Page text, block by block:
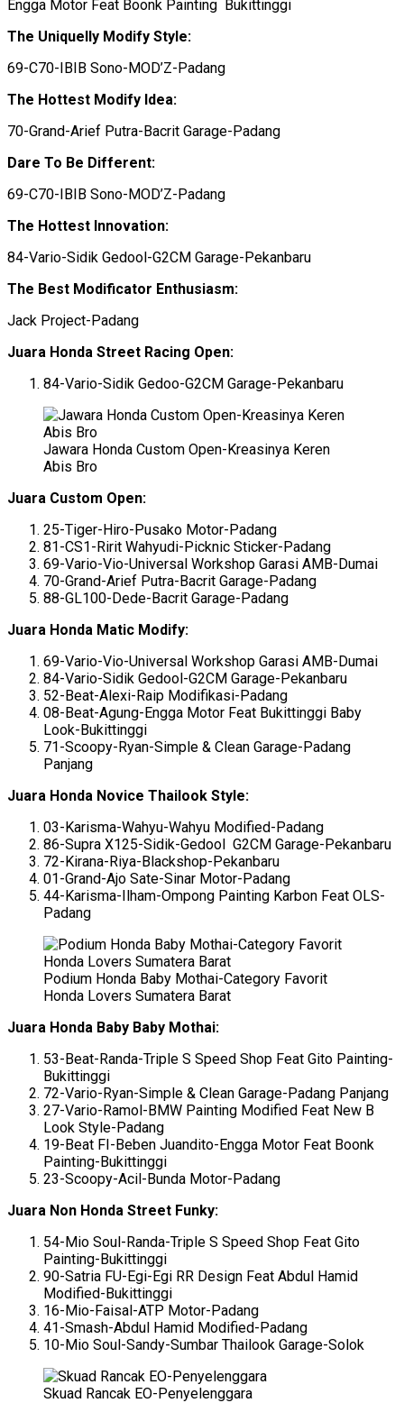
Engga Motor Feat Boonk Painting Bukittinggi
The Uniquelly Modify Style:
69-C70-IBIB Sono-MOD’Z-Padang
The Hottest Modify Idea:
70-Grand-Arief Putra-Bacrit Garage-Padang
Dare To Be Different:
69-C70-IBIB Sono-MOD’Z-Padang
The Hottest Innovation:
84-Vario-Sidik Gedool-G2CM Garage-Pekanbaru
The Best Modificator Enthusiasm:
Jack Project-Padang
Juara Honda Street Racing Open:
84-Vario-Sidik Gedoo-G2CM Garage-Pekanbaru
Jawara Honda Custom Open-Kreasinya Keren
Abis Bro
Juara Custom Open:
25-Tiger-Hiro-Pusako Motor-Padang
81-CS1-Ririt Wahyudi-Picknic Sticker-Padang
69-Vario-Vio-Universal Workshop Garasi AMB-Dumai
70-Grand-Arief Putra-Bacrit Garage-Padang
88-GL100-Dede-Bacrit Garage-Padang
Juara Honda Matic Modify:
69-Vario-Vio-Universal Workshop Garasi AMB-Dumai
84-Vario-Sidik Gedool-G2CM Garage-Pekanbaru
52-Beat-Alexi-Raip Modifikasi-Padang
08-Beat-Agung-Engga Motor Feat Bukittinggi Baby
Look-Bukittinggi
71-Scoopy-Ryan-Simple & Clean Garage-Padang
Panjang
Juara Honda Novice Thailook Style:
03-Karisma-Wahyu-Wahyu Modified-Padang
86-Supra X125-Sidik-Gedool G2CM Garage-Pekanbaru
72-Kirana-Riya-Blackshop-Pekanbaru
01-Grand-Ajo Sate-Sinar Motor-Padang
44-Karisma-Ilham-Ompong Painting Karbon Feat OLS-
Padang
Podium Honda Baby Mothai-Category Favorit
Honda Lovers Sumatera Barat
Juara Honda Baby Baby Mothai:
53-Beat-Randa-Triple S Speed Shop Feat Gito Painting-
Bukittinggi
72-Vario-Ryan-Simple & Clean Garage-Padang Panjang
27-Vario-Ramol-BMW Painting Modified Feat New B
Look Style-Padang
19-Beat FI-Beben Juandito-Engga Motor Feat Boonk
Painting-Bukittinggi
23-Scoopy-Acil-Bunda Motor-Padang
Juara Non Honda Street Funky:
54-Mio Soul-Randa-Triple S Speed Shop Feat Gito
Painting-Bukittinggi
90-Satria FU-Egi-Egi RR Design Feat Abdul Hamid
Modified-Bukittinggi
16-Mio-Faisal-ATP Motor-Padang
41-Smash-Abdul Hamid Modified-Padang
10-Mio Soul-Sandy-Sumbar Thailook Garage-Solok
Skuad Rancak EO-Penyelenggara